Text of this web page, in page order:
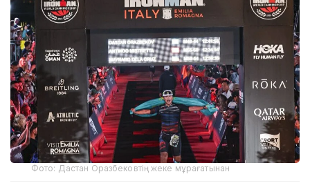
Фото: Дастан Оразбековтің жеке мұрағатынан